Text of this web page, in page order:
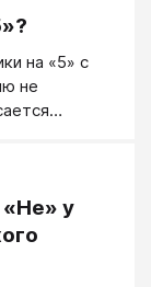
на «5» с
не
«Не» у